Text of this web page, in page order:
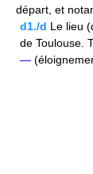
départ, et
d1./d Le lieu
de Toulouse.
—